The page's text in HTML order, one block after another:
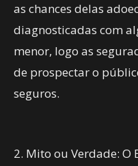
as chances delas
diagnosticadas com
menor, logo as
de prospectar o
seguros.
2. Mito ou Verdade: O